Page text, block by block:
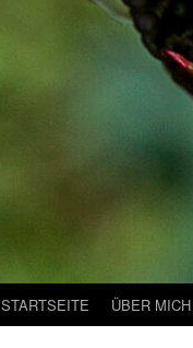
STARTSEITE ÜBER MICH